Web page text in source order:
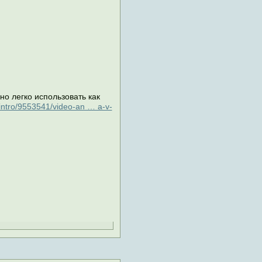
легко использовать как
9553541/video-an … a-v-